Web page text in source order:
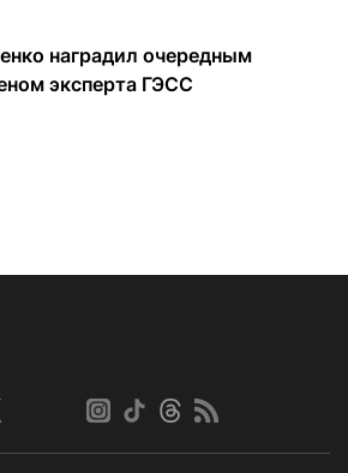
наградил очередным
эксперта ГЭСС